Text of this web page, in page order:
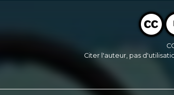
Citer l'auteur, pas